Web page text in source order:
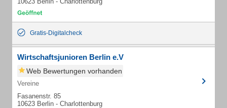
Gratis-Digitalcheck
Wirtschaftsjunioren Berlin e.V
Web Bewertungen vorhanden
Vereine
Fasanenstr. 85
10623 Berlin - Charlottenburg